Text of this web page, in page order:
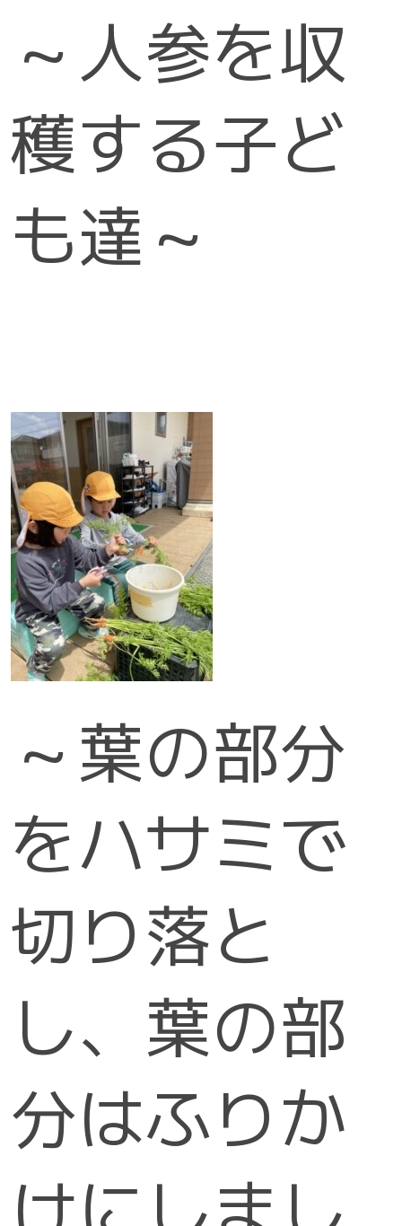
～人参を収
穫する子ど
も達～
～葉の部分
をハサミで
切り落と
し、葉の部
分はふりか
けにしまし